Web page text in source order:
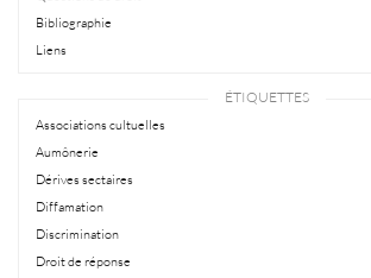
Bibliographie
Liens
ÉTIQUETTES
Associations cultuelles
Aumônerie
Dérives sectaires
Diffamation
Discrimination
Droit de réponse